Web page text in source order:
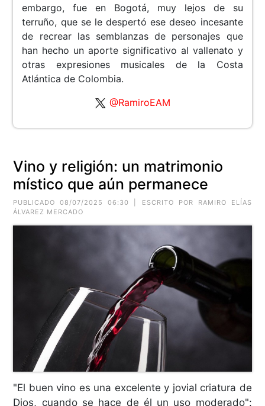
embargo, fue en Bogotá, muy lejos de su
terruño, que se le despertó ese deseo incesante
de recrear las semblanzas de personajes que
han hecho un aporte significativo al vallenato y
otras expresiones musicales de la Costa
Atlántica de Colombia.
@RamiroEAM
Vino y religión: un matrimonio
místico que aún permanece
PUBLICADO 08/07/2025 06:30 | ESCRITO POR RAMIRO ELÍAS
ÁLVAREZ MERCADO
"El buen vino es una excelente y jovial criatura de
Dios, cuando se hace de él un uso moderado":